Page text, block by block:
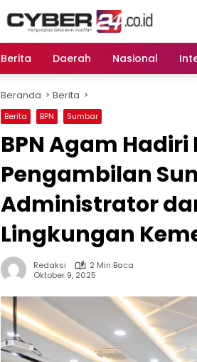
Berita Daerah Nasional
Beranda Berita
Berita BPN Sumbar
BPN Agam
Pengambilan
Administrator
Lingkungan
Redaksi
2 Min Baca
Oktober 9, 2025